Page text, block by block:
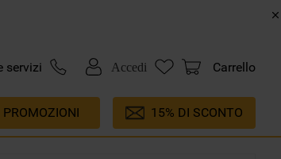
servizi Accedi Carrello
PROMOZIONI 15% DI SCONTO